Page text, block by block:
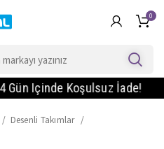
0
Içinde Koşulsuz İade!
Desenli Takımlar